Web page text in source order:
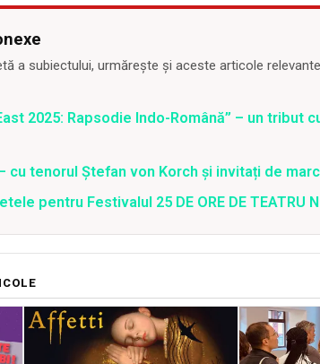
a subiectului, urmărește și aceste articole
2025: Rapsodie Indo-Română” – un tribut
cu tenorul Ștefan von Korch și invitați de
pentru Festivalul 25 DE ORE DE TEATRU